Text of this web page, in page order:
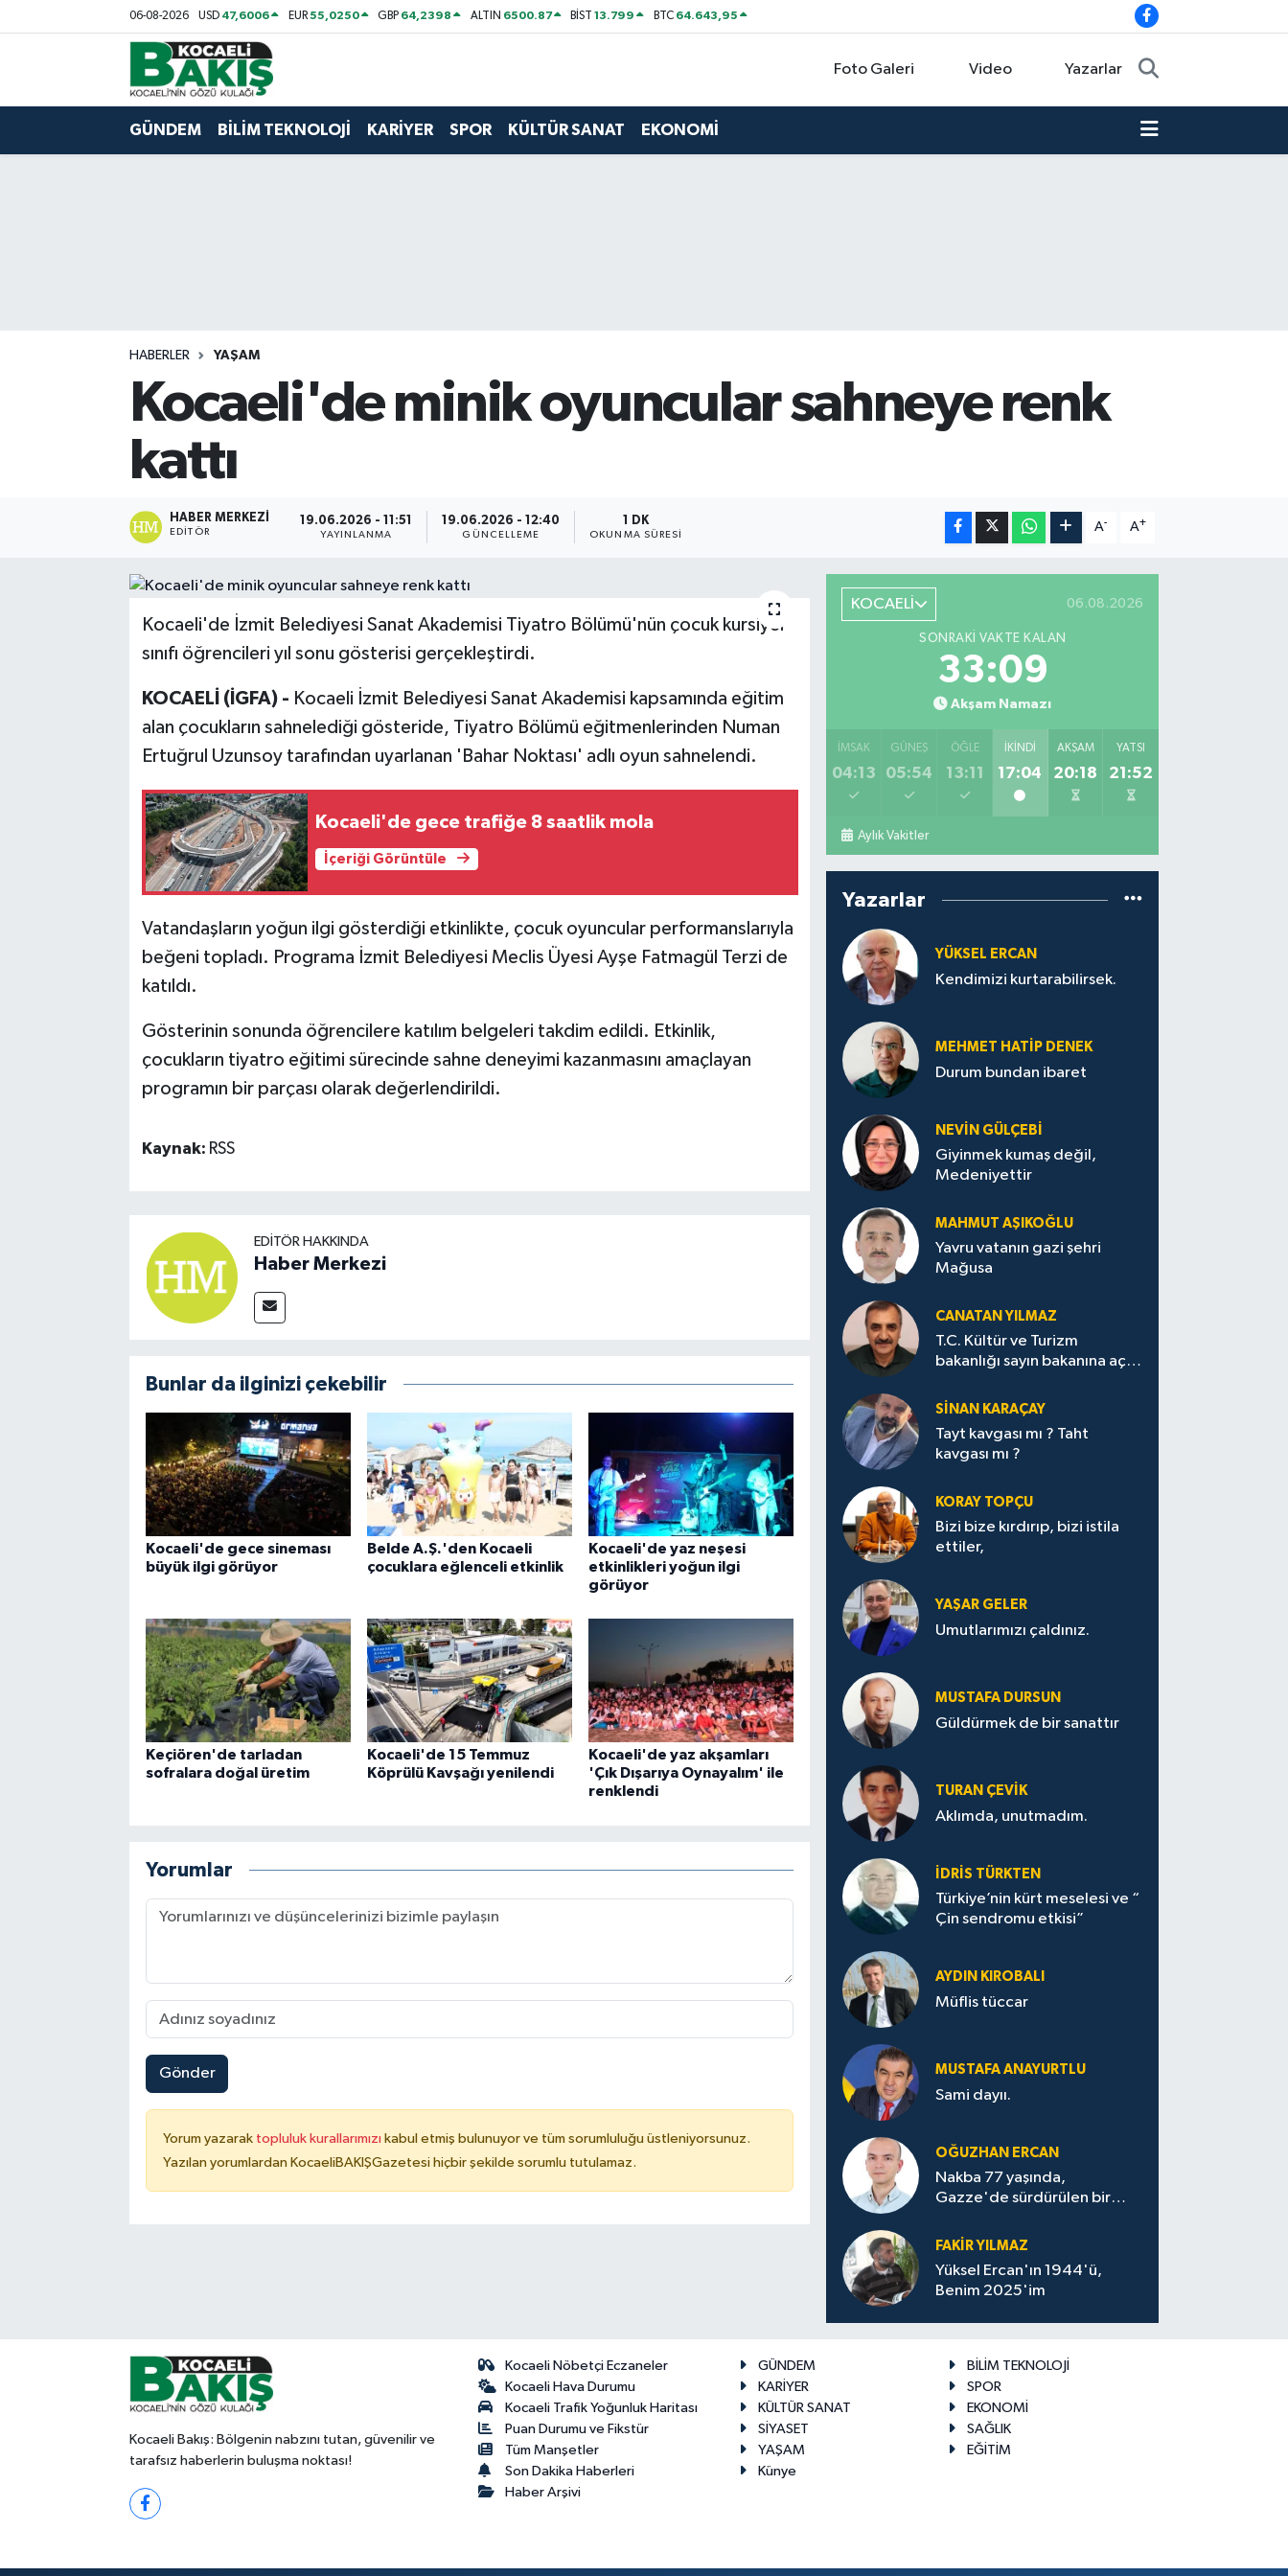
06-08-2026 USD 47,6006 EUR55,0250 GBP 64,2398 ALTIN 6500.87 BİST13.799 BTC 64.643,95
Foto Galeri Video Yazarlar
GÜNDEM BİLİM TEKNOLOJİ KARİYER SPOR KÜLTÜR SANAT EKONOMİ
HABERLER YAŞAM
Kocaeli'de minik oyuncular sahneye renk
kattı
HABER MERKEZI
EDITÖR
19.06.2026 - 11:51
YAYINLANMA
19.06.2026 - 12:40
GÜNCELLEME
1 DK
OKUNMA SÜRESI
A- A+
Kocaeli'de İzmit Belediyesi Sanat Akademisi Tiyatro Bölümü'nün çocuk kursiyer
sınıfı öğrencileri yıl sonu gösterisi gerçekleştirdi.
KOCAELİ (İGFA) - Kocaeli İzmit Belediyesi Sanat Akademisi kapsamında eğitim
alan çocukların sahnelediği gösteride, Tiyatro Bölümü eğitmenlerinden Numan
Ertuğrul Uzunsoy tarafından uyarlanan 'Bahar Noktası' adlı oyun sahnelendi.
Kocaeli'de gece trafiğe 8 saatlik mola
İçeriği Görüntüle
Vatandaşların yoğun ilgi gösterdiği etkinlikte, çocuk oyuncular performanslarıyla
beğeni topladı. Programa İzmit Belediyesi Meclis Üyesi Ayşe Fatmagül Terzi de
katıldı.
Gösterinin sonunda öğrencilere katılım belgeleri takdim edildi. Etkinlik,
çocukların tiyatro eğitimi sürecinde sahne deneyimi kazanmasını amaçlayan
programın bir parçası olarak değerlendirildi.
Kaynak: RSS
EDITÖR HAKKINDA
Haber Merkezi
Bunlar da ilginizi çekebilir
Kocaeli'de gece sineması
büyük ilgi görüyor
Belde A.Ş.'den Kocaeli
çocuklara eğlenceli etkinlik
Kocaeli'de yaz neşesi
etkinlikleri yoğun ilgi
görüyor
Keçiören'de tarladan
sofralara doğal üretim
Kocaeli'de 15 Temmuz
Köprülü Kavşağı yenilendi
Kocaeli'de yaz akşamları
'Çık Dışarıya Oynayalım' ile
renklendi
Yorumlar
Gönder
Yorum yazarak topluluk kurallarımızı kabul etmiş bulunuyor ve tüm sorumluluğu üstleniyorsunuz.
Yazılan yorumlardan KocaeliBAKIŞGazetesi hiçbir şekilde sorumlu tutulamaz.
KOCAELİ 06.08.2026
SONRAKI VAKTE KALAN
33:08
Akşam Namazı
İMSAK
04:13
GÜNEŞ
05:54
ÖĞLE
13:11
İKINDI
17:04
AKŞAM
20:18
YATSI
21:52
Aylık Vakitler
Yazarlar
YÜKSEL ERCAN
Kendimizi kurtarabilirsek.
MEHMET HATİP DENEK
Durum bundan ibaret
NEVİN GÜLÇEBİ
Giyinmek kumaş değil,
Medeniyettir
MAHMUT AŞIKOĞLU
Yavru vatanın gazi şehri
Mağusa
CANATAN YILMAZ
T.C. Kültür ve Turizm
bakanlığı sayın bakanına açık
SİNAN KARAÇAY
Tayt kavgası mı ? Taht
kavgası mı ?
KORAY TOPÇU
Bizi bize kırdırıp, bizi istila
ettiler,
YAŞAR GELER
Umutlarımızı çaldınız.
MUSTAFA DURSUN
Güldürmek de bir sanattır
TURAN ÇEVİK
Aklımda, unutmadım.
İDRİS TÜRKTEN
Türkiye’nin kürt meselesi ve “
Çin sendromu etkisi”
AYDIN KIROBALI
Müflis tüccar
MUSTAFA ANAYURTLU
Sami dayıı.
OĞUZHAN ERCAN
Nakba 77 yaşında,
Gazze'de sürdürülen bir
FAKİR YILMAZ
Yüksel Ercan'ın 1944'ü,
Benim 2025'im
Kocaeli Bakış: Bölgenin nabzını tutan, güvenilir ve
tarafsız haberlerin buluşma noktası!
Kocaeli Nöbetçi Eczaneler
Kocaeli Hava Durumu
Kocaeli Trafik Yoğunluk Haritası
Puan Durumu ve Fikstür
Tüm Manşetler
Son Dakika Haberleri
Haber Arşivi
GÜNDEM
BİLİM TEKNOLOJİ
KARİYER
SPOR
KÜLTÜR SANAT
EKONOMİ
SİYASET
SAĞLIK
YAŞAM
EĞİTİM
Künye
Kocaeli Nöbetçi Eczaneler
Kocaeli Hava Durumu